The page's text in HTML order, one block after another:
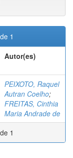
1
Autor(es)
PEIXOTO, Raquel
Autran Coelho;
FREITAS, Cinthia
Maria Andrade de
1